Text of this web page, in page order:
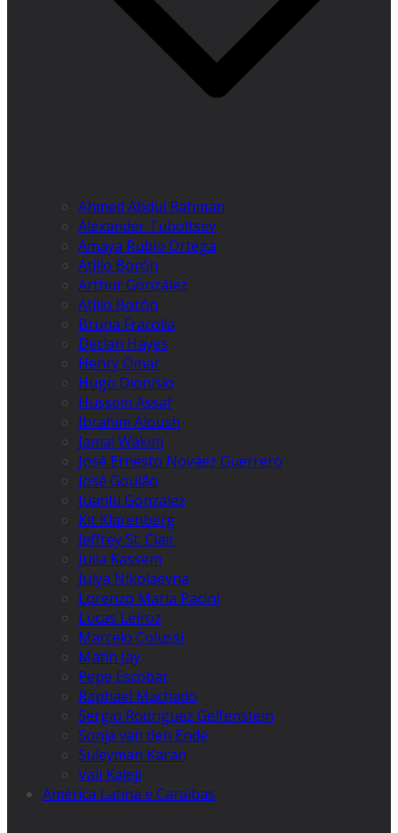
Ahmed Abdul Rahman
Alexander Tuboltsev
Amaya Rubio Ortega
Atilio Borón
Arthur González
Atilio Borón
Bruna Fracolla
Declan Hayes
Henry Omar
Hugo Dionísio
Hussein Assaf
Ibrahim Aloush
Jamal Wakim
José Ernesto Nováez Guerrero
José Goulão
Juanlu González
Kit Klarenberg
Jeffrey St. Clair
Julia Kassem
Julya Nikolaevna
Lorenzo Maria Pacini
Lucas Leiroz
Marcelo Colussi
Matin Jay
Pepe Escobar
Raphael Machado
Sergio Rodríguez Gelfenstein
Sonja van den Ende
Suleyman Karan
Vali Kaleji
América Latina e Caraíbas